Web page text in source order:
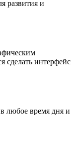
развития и
сделать интерфейс
любое время дня и